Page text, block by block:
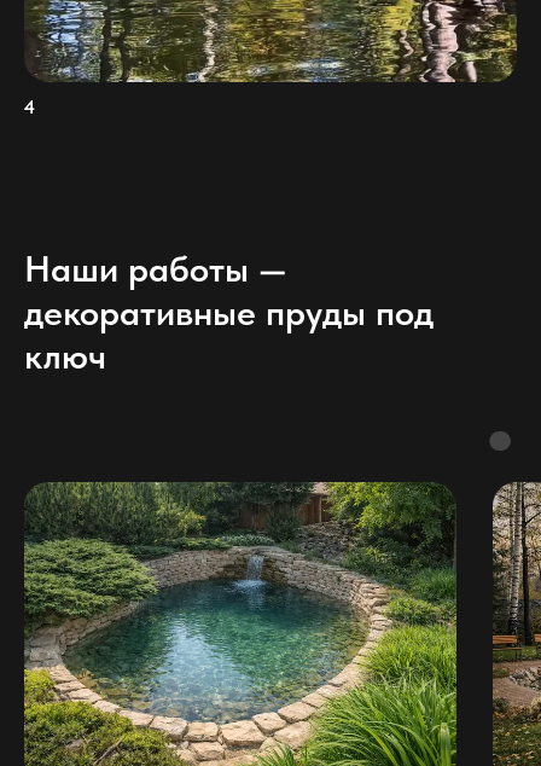
4
Наши работы —
декоративные пруды под
ключ